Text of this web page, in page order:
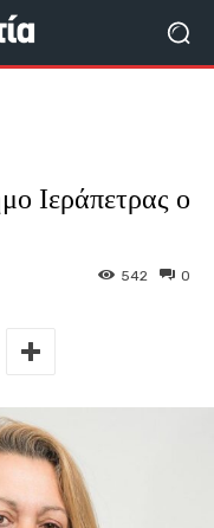
Ιεράπετρας ο
0
542